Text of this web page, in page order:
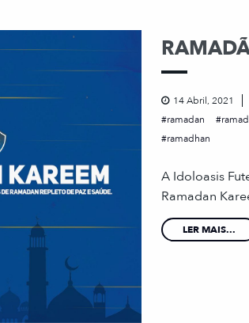
14 Abril, 2021
ramadan
ramadhan
A Idoloasis
Ramadan
LER MAIS...